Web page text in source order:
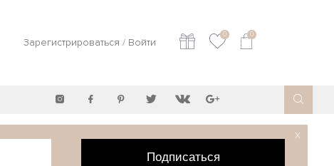
Зарегистрироваться / Войти
0 0
Подписаться
X